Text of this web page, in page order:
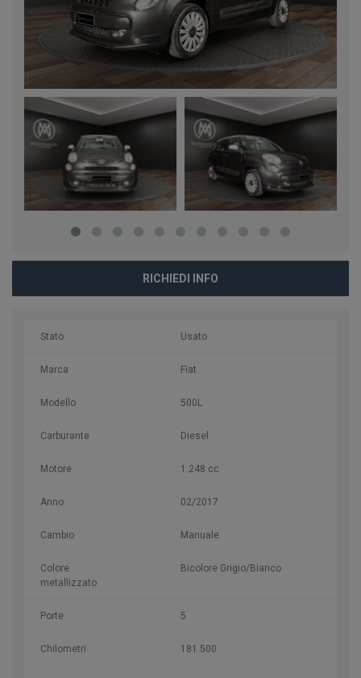
RICHIEDI INFO
Stato Usato
Marca Fiat
Modello 500L
Carburante Diesel
Motore 1.248 cc
Anno 02/2017
Cambio Manuale
Colore
Bicolore Grigio/Bianco
metallizzato
Porte 5
Chilometri 181.500